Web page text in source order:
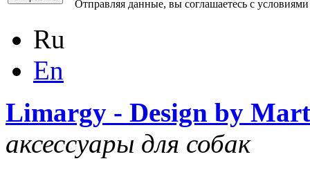
Отправляя данные, вы соглашаетесь с
Ru
En
Limargy - Design by
аксессуары для собак